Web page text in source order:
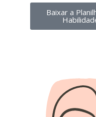
Baixar a